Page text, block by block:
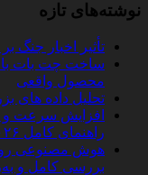
نوشته‌های تازه
تأثیر اخبار
محصول واقعی
تحلیل داده‌ های بزرگ
افزایش سرعت و
راهنمای کامل ۲۰۲۶
هوش مصنوعی روی
بررسی کامل و به‌روز